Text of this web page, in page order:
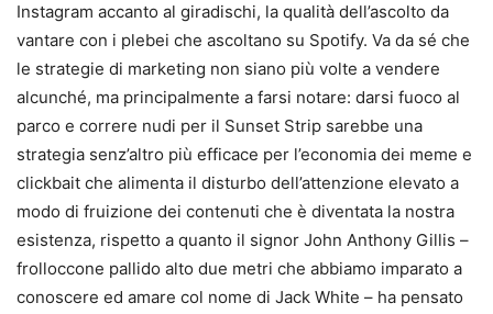
Instagram accanto al giradischi, la qualità dell’ascolto da
vantare con i plebei che ascoltano su Spotify. Va da sé che
le strategie di marketing non siano più volte a vendere
alcunché, ma principalmente a farsi notare: darsi fuoco al
parco e correre nudi per il Sunset Strip sarebbe una
strategia senz’altro più efficace per l’economia dei meme e
clickbait che alimenta il disturbo dell’attenzione elevato a
modo di fruizione dei contenuti che è diventata la nostra
esistenza, rispetto a quanto il signor John Anthony Gillis –
frolloccone pallido alto due metri che abbiamo imparato a
conoscere ed amare col nome di Jack White – ha pensato